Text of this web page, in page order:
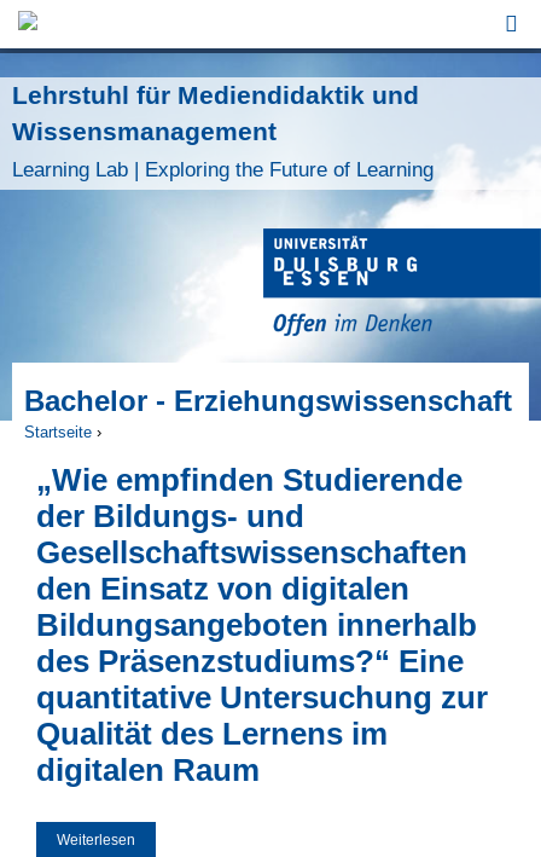
Lehrstuhl für Mediendidaktik und
Wissensmanagement
Learning Lab | Exploring the Future of Learning
Bachelor - Erziehungswissenschaft
Sie sind hier
Startseite ›
„Wie empfinden Studierende
der Bildungs- und
Gesellschaftswissenschaften
den Einsatz von digitalen
Bildungsangeboten innerhalb
des Präsenzstudiums?“ Eine
quantitative Untersuchung zur
Qualität des Lernens im
digitalen Raum
Weiterlesen